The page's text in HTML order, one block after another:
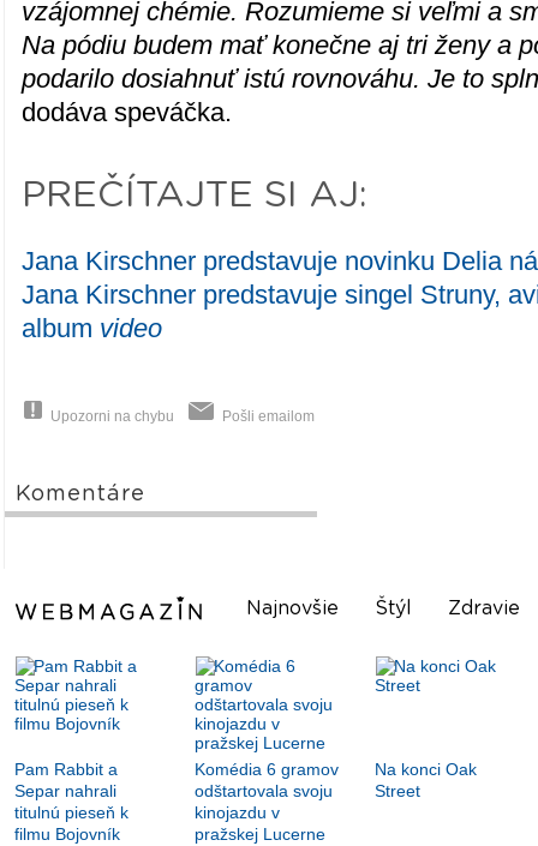
vzájomnej chémie. Rozumieme si veľmi a
Na pódiu budem mať konečne aj tri ženy a
podarilo dosiahnuť istú rovnováhu. Je to
dodáva speváčka.
PREČÍTAJTE SI AJ:
Jana Kirschner predstavuje novinku Delia
Jana Kirschner predstavuje singel Struny,
album video
Upozorni na chybu Pošli emailom
Komentáre
Najnovšie Štýl Zdravie
Pam Rabbit a
Separ nahrali
titulnú pieseň k
filmu Bojovník
Komédia 6 gramov
odštartovala svoju
kinojazdu v
pražskej Lucerne
Na konci Oak
Street